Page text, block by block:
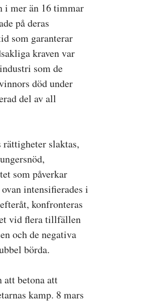
i mer än 16 timmar
på deras
som garanterar
kraven var
som de
död under
del av all
slaktas,
som påverkar
intensifierades i
konfronteras
vid flera tillfällen
och de negativa
börda.
betona att
kamp. 8 mars